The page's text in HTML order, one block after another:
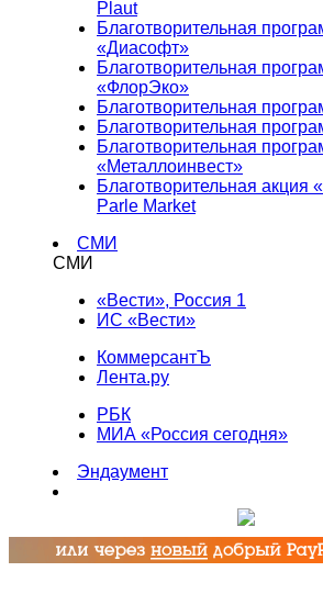
Plaut
Благотворительная
«Диасофт»
Благотворительная
«ФлорЭко»
Благотворительная
Благотворительная
Благотворительная
«Металлоинвест»
Благотворительная акция
Parle Market
СМИ
СМИ
«Вести», Россия 1
ИС «Вести»
КоммерсантЪ
Лента.ру
РБК
МИА «Россия сегодня»
Эндаумент